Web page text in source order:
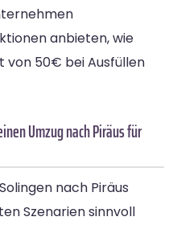
anbieten, wie
von 50€ bei Ausfüllen
Umzug nach Piräus für
nach Piräus
Szenarien sinnvoll